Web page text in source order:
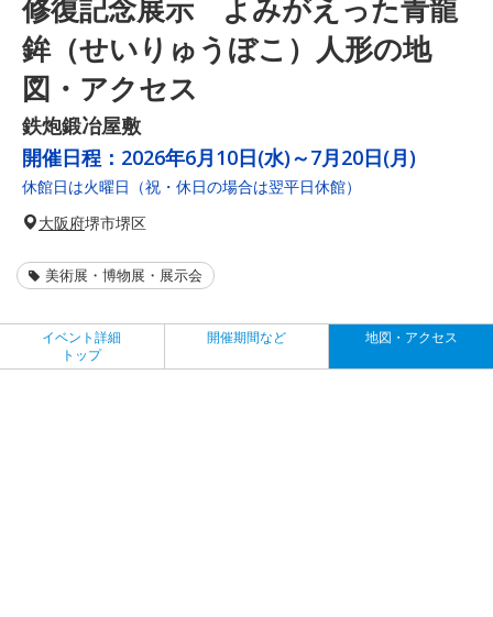
修復記念展示 よみがえった青龍
鉾（せいりゅうぼこ）人形の地
図・アクセス
鉄炮鍛冶屋敷
開催日程： 2026年6月10日(水)～7月20日(月)
休館日は火曜日（祝・休日の場合は翌平日休館）
大阪府堺市堺区
美術展・博物展・展示会
イベント詳細
トップ
開催期間など 地図・アクセス